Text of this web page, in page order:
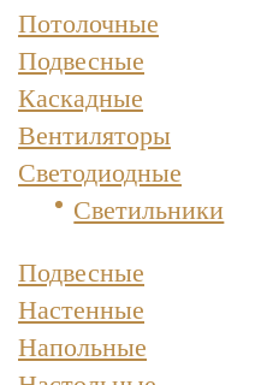
Потолочные
Подвесные
Каскадные
Вентиляторы
Светодиодные
Светильники
Подвесные
Настенные
Напольные